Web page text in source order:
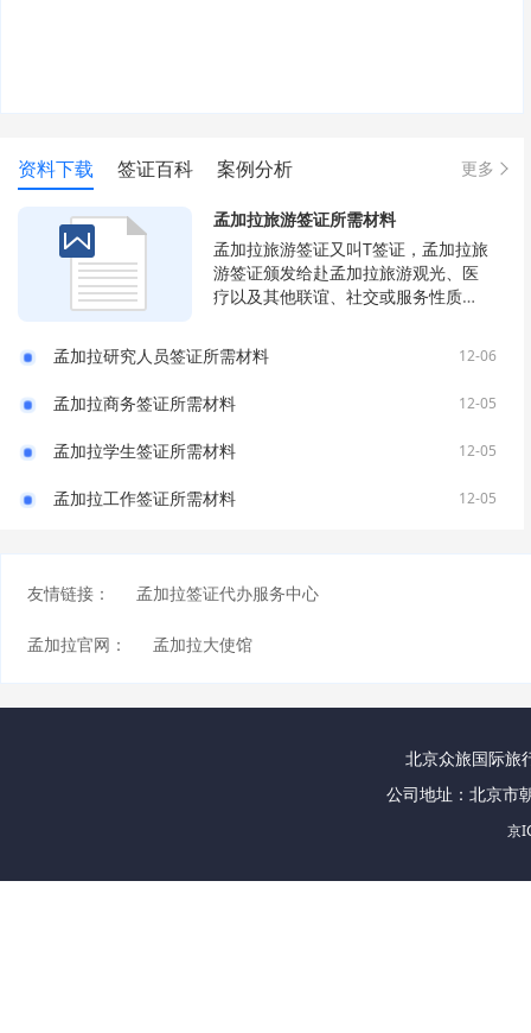
资料下载 签证百科 案例分析 更多
孟加拉旅游签证所需材料
孟加拉旅游签证又叫T签证，孟加拉旅
游签证颁发给赴孟加拉旅游观光、医
疗以及其他联谊、社交或服务性质的
孟加拉研究人员签证所需材料
12-06
孟加拉商务签证所需材料 12-05
孟加拉学生签证所需材料 12-05
孟加拉工作签证所需材料 12-05
友情链接： 孟加拉签证代办服务中心
孟加拉官网： 孟加拉大使馆
北京众旅国际旅
公司地址：北京市
京